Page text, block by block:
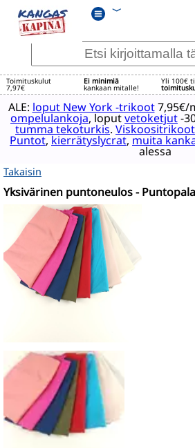
﹀
Toimituskulut
7,97€
Ei minimiä
kankaan mitalle!
Yli 100€
ALE: loput New York -trikoot7,95€/
ompelulankoja, loputvetoketjut-
tumma tekoturkis. Viskoositrikoot
Puntot,kierrätyslycrat,muita
alessa
Takaisin
Yksivärinen puntoneulos -